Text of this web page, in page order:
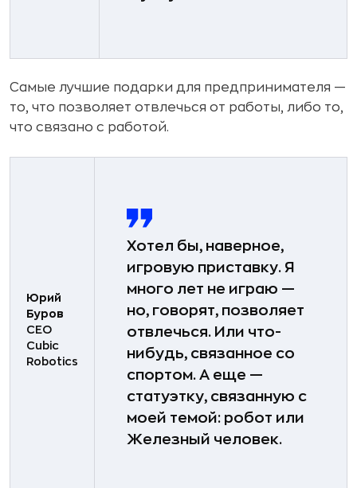
Самые лучшие подарки для предпринимателя —
то, что позволяет отвлечься от работы, либо то,
что связано с работой.
Юрий
Буров
CEO
Cubiс
Robotics
Хотел бы, наверное,
игровую приставку. Я
много лет не играю —
но, говорят, позволяет
отвлечься. Или что-
нибудь, связанное со
спортом. А еще —
статуэтку, связанную с
моей темой: робот или
Железный человек.